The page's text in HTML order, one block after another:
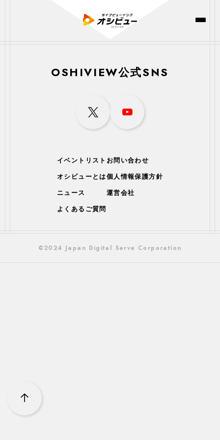
OSHIVIEW公式SNS
イベントリスト
オシビューとは
ニュース
よくあるご質問
お問い合わせ
個人情報保護方針
運営会社
©2024 Japan Digital Serve Corporation